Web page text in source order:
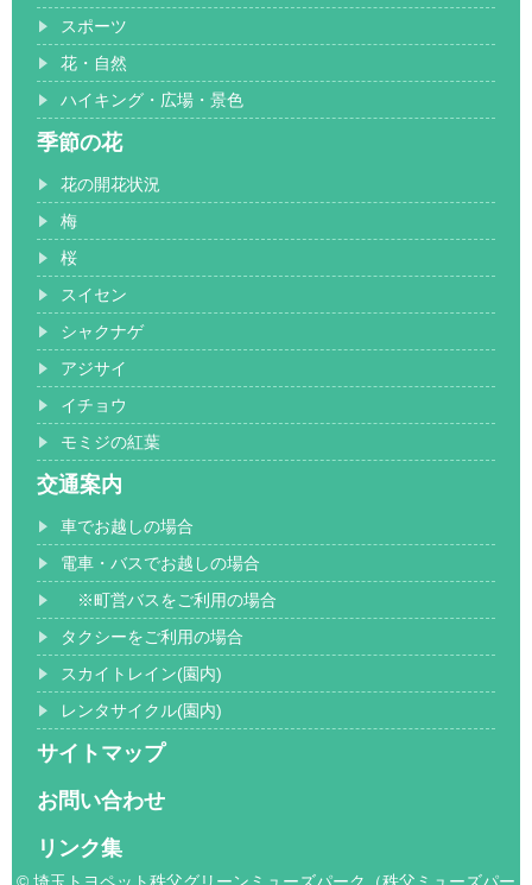
スポーツ
花・自然
ハイキング・広場・景色
季節の花
花の開花状況
梅
桜
スイセン
シャクナゲ
アジサイ
イチョウ
モミジの紅葉
交通案内
車でお越しの場合
電車・バスでお越しの場合
※町営バスをご利用の場合
タクシーをご利用の場合
スカイトレイン(園内)
レンタサイクル(園内)
サイトマップ
お問い合わせ
リンク集
© 埼玉トヨペット秩父グリーンミューズパーク（秩父ミューズパー